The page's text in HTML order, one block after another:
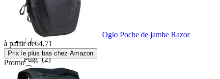
Oxford(27)
Polisport Off Road
Puig(2)
Ogio Poche de jambe Razor
à partir de64,71
Prix le plus bas chez Amazon
Promo